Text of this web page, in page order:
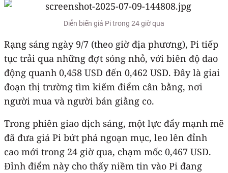
Diễn biến giá Pi trong 24 giờ qua
Rạng sáng ngày 9/7 (theo giờ địa phương), Pi tiếp
tục trải qua những đợt sóng nhỏ, với biên độ dao
động quanh 0,458 USD đến 0,462 USD. Đây là giai
đoạn thị trường tìm kiếm điểm cân bằng, nơi
người mua và người bán giằng co.
Trong phiên giao dịch sáng, một lực đẩy mạnh mẽ
đã đưa giá Pi bứt phá ngoạn mục, leo lên đỉnh
cao mới trong 24 giờ qua, chạm mốc 0,467 USD.
Đỉnh điểm này cho thấy niềm tin vào Pi đang